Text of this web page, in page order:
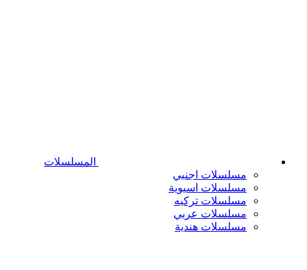
المسلسلات
مسلسلات اجنبي
مسلسلات اسيوية
مسلسلات تركيه
مسلسلات عربي
مسلسلات هندية